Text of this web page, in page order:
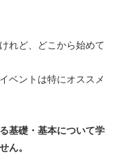
れど、どこから始めて
ベントは特にオススメ
基礎・基本について学
ん。